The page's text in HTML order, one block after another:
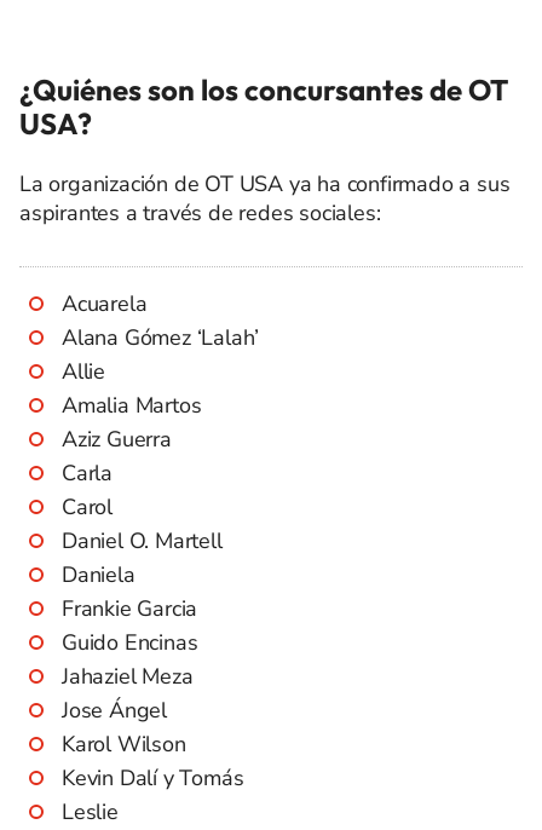
¿Quiénes son los concursantes de OT
USA?
La organización de OT USA ya ha confirmado a sus
aspirantes a través de redes sociales:
Acuarela
Alana Gómez ‘Lalah’
Allie
Amalia Martos
Aziz Guerra
Carla
Carol
Daniel O. Martell
Daniela
Frankie Garcia
Guido Encinas
Jahaziel Meza
Jose Ángel
Karol Wilson
Kevin Dalí y Tomás
Leslie